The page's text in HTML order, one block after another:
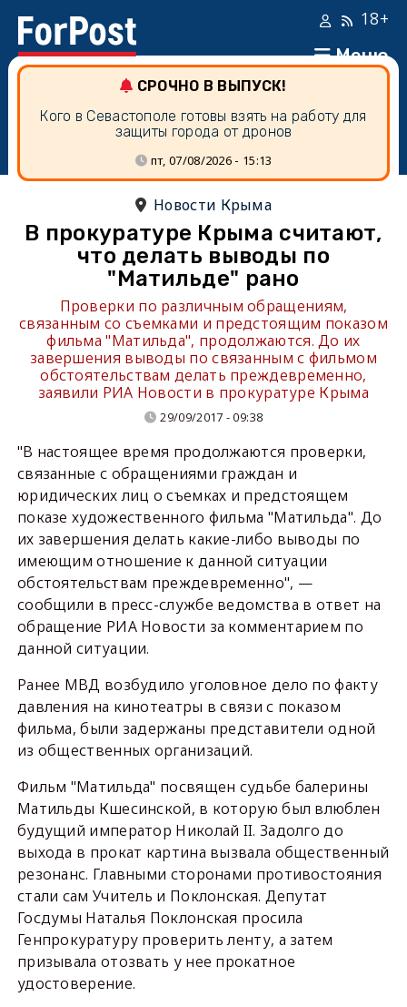
Меню
18+
СРОЧНО В ВЫПУСК!
Кого в Севастополе готовы взять на работу для
защиты города от дронов
пт, 07/08/2026 - 15:13
Новости Крыма
В прокуратуре Крыма считают,
что делать выводы по
"Матильде" рано
Проверки по различным обращениям,
связанным со съемками и предстоящим показом
фильма "Матильда", продолжаются. До их
завершения выводы по связанным с фильмом
обстоятельствам делать преждевременно,
заявили РИА Новости в прокуратуре Крыма
29/09/2017 - 09:38
"В настоящее время продолжаются проверки,
связанные с обращениями граждан и
юридических лиц о съемках и предстоящем
показе художественного фильма "Матильда". До
их завершения делать какие-либо выводы по
имеющим отношение к данной ситуации
обстоятельствам преждевременно", —
сообщили в пресс-службе ведомства в ответ на
обращение РИА Новости за комментарием по
данной ситуации.
Ранее МВД возбудило уголовное дело по факту
давления на кинотеатры в связи с показом
фильма, были задержаны представители одной
из общественных организаций.
Фильм "Матильда" посвящен судьбе балерины
Матильды Кшесинской, в которую был влюблен
будущий император Николай II. Задолго до
выхода в прокат картина вызвала общественный
резонанс. Главными сторонами противостояния
стали сам Учитель и Поклонская. Депутат
Госдумы Наталья Поклонская просила
Генпрокуратуру проверить ленту, а затем
призывала отозвать у нее прокатное
удостоверение.